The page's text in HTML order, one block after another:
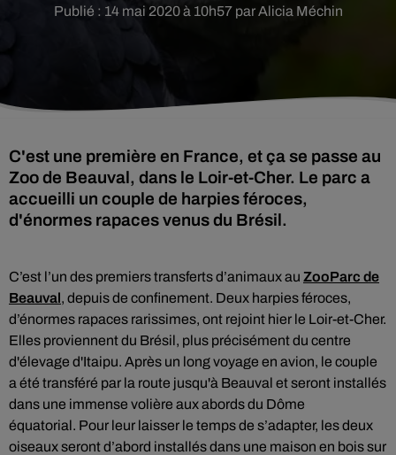
Publié : 14 mai 2020 à 10h57 par Alicia Méchin
C'est une première en France, et ça se passe au
Zoo de Beauval, dans le Loir-et-Cher. Le parc a
accueilli un couple de harpies féroces,
d'énormes rapaces venus du Brésil.
C’est l’un des premiers transferts d’animaux au ZooParc de
Beauval, depuis de confinement. Deux harpies féroces,
d’énormes rapaces rarissimes, ont rejoint hier le Loir-et-Cher.
Elles proviennent du Brésil, plus précisément du centre
d'élevage d'Itaipu. Après un long voyage en avion, le couple
a été transféré par la route jusqu'à Beauval et seront installés
dans une immense volière aux abords du Dôme
équatorial. Pour leur laisser le temps de s’adapter, les deux
oiseaux seront d’abord installés dans une maison en bois sur